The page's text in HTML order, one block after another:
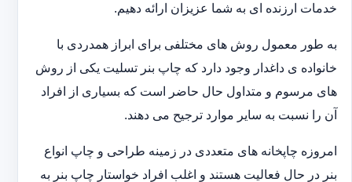
خدمات ارزنده ای به شما عزیزان ارائه دهیم.
به طور معمول روش های مختلفی برای ابراز همدردی با
خانواده ی داغدار وجود دارد که چاپ بنر تسلیت یکی از روش
های مرسوم و متداول حال حاضر است که بسیاری از افراد
آن را نسبت به سایر موارد ترجیح می دهند.
امروزه چاپخانه های متعددی در زمینه طراحی و چاپ انواع
بنر در حال فعالیت هستند و اغلب افراد خواستار چاپ بنر به